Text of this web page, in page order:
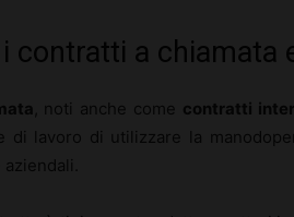
contratti a chiamata
, noti anche come contratti
di lavoro di utilizzare la